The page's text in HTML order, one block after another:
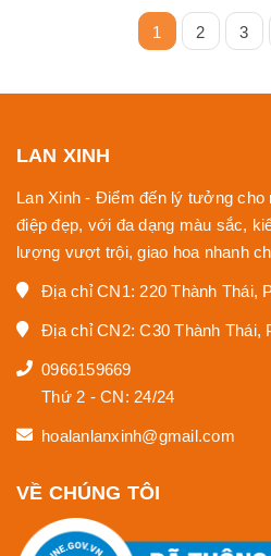
1 2 3
LAN XINH
Lan Xinh - Điểm đến lý tưởng cho
điệp đẹp, với đa dạng màu sắc,
lượng vượt trội, giao hoa nhanh
Địa chỉ CN1: 220 Thành Thái,
Địa chỉ CN2: C30 Thành Thái,
0966159669
Thứ 2 - CN: 24/24
hoalanlanxinh@gmail.com
VỀ CHÚNG TÔI